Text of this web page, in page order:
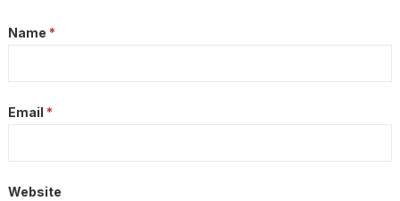
Name *
Email *
Website